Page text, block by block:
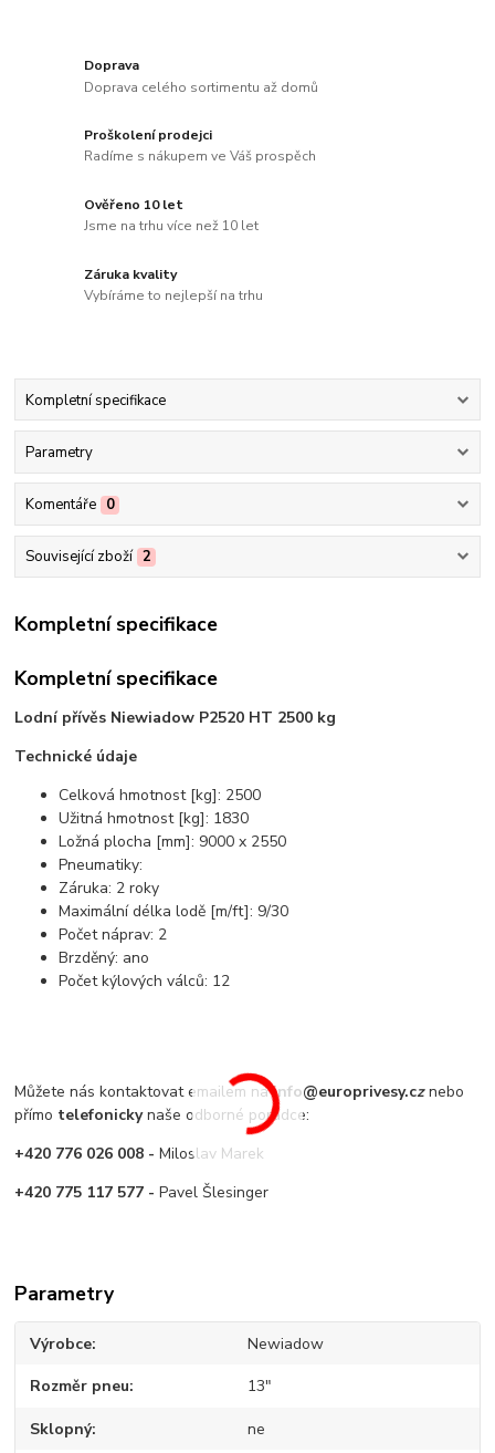
Doprava
Doprava celého sortimentu až domů
Proškolení prodejci
Radíme s nákupem ve Váš prospěch
Ověřeno 10 let
Jsme na trhu více než 10 let
Záruka kvality
Vybíráme to nejlepší na trhu
Kompletní specifikace
Parametry
Komentáře 0
Související zboží 2
Kompletní specifikace
Kompletní specifikace
Lodní přívěs Niewiadow P2520 HT 2500 kg
Technické údaje
Celková hmotnost [kg]: 2500
Užitná hmotnost [kg]: 1830
Ložná plocha [mm]: 9000 x 2550
Pneumatiky:
Záruka: 2 roky
Maximální délka lodě [m/ft]: 9/30
Počet náprav: 2
Brzděný: ano
Počet kýlových válců: 12
Můžete nás kontaktovat emailem nainfo@europrivesy.cznebo
přímo telefonickynaše odborné poradce:
+420 776 026 008 -Miloslav Marek
+420 775 117 577 -Pavel Šlesinger
Parametry
Výrobce Newiadow
Rozměr pneu 13"
Sklopný ne